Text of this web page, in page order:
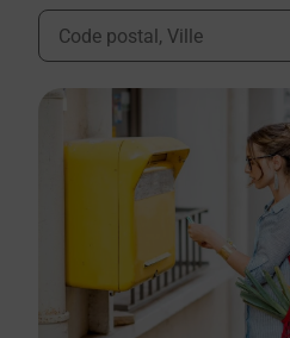
Ville, Département, Code Postal